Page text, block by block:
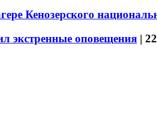
Кенозерского
экстренные оповещения |